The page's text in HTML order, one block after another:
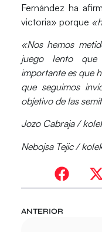
Fernández ha
victoria» porque
«Nos hemos
juego lento
importante es que
que seguimos
objetivo de las
Jozo Cabraja /
Nebojsa Tejic /
ANTERIOR